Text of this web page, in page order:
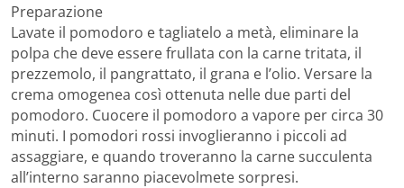
Preparazione
Lavate il pomodoro e tagliatelo a metà, eliminare la
polpa che deve essere frullata con la carne tritata, il
prezzemolo, il pangrattato, il grana e l’olio. Versare la
crema omogenea così ottenuta nelle due parti del
pomodoro. Cuocere il pomodoro a vapore per circa 30
minuti. I pomodori rossi invoglieranno i piccoli ad
assaggiare, e quando troveranno la carne succulenta
all’interno saranno piacevolmete sorpresi.